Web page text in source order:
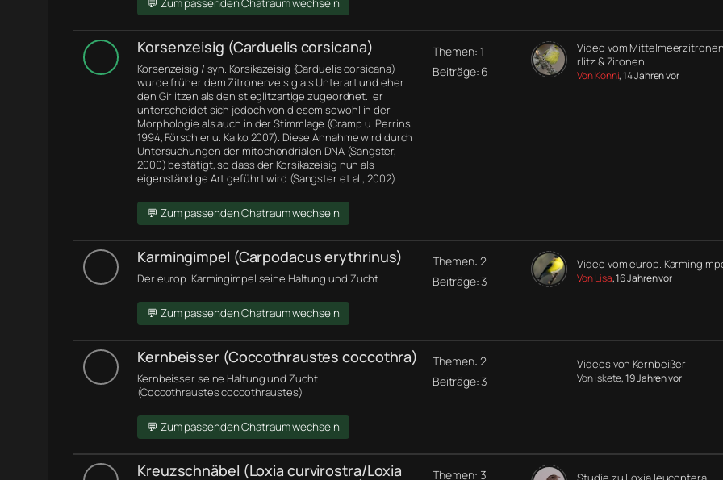
💬 Zum passenden Chatraum wechseln
Korsenzeisig (Carduelis corsicana)
Korsenzeisig / syn. Korsikazeisig (Carduelis corsicana)
wurde früher dem Zitronenzeisig als Unterart und eher
den Girlitzen als den stieglitzartige zugeordnet. er
unterscheidet sich jedoch von diesem sowohl in der
Morphologie als auch in der Stimmlage (Cramp u. Perrins
1994, Förschler u. Kalko 2007). Diese Annahme wird durch
Untersuchungen der mitochondrialen DNA (Sangster,
2000) bestätigt, so dass der Korsikazeisig nun als
eigenständige Art geführt wird (Sangster et al., 2002).
💬 Zum passenden Chatraum wechseln
Themen: 1
Beiträge: 6
Video vom
rlitz & Zironen…
Von Konni, 14 Jahren vor
Karmingimpel (Carpodacus erythrinus)
Der europ. Karmingimpel seine Haltung und Zucht.
💬 Zum passenden Chatraum wechseln
Themen: 2
Beiträge: 3
Video vom europ.
Von Lisa, 16 Jahren vor
Kernbeisser (Coccothraustes coccothra)
Kernbeisser seine Haltung und Zucht
(Coccothraustes coccothraustes)
💬 Zum passenden Chatraum wechseln
Themen: 2
Beiträge: 3
Videos von Kernbeißer
Von iskete, 19 Jahren vor
Kreuzschnäbel (Loxia curvirostra/Loxia Themen: 3